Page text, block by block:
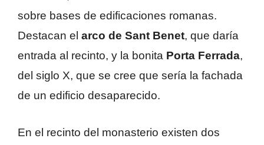
sobre bases de edificaciones romanas.
Destacan el arco de Sant Benet, que daría
entrada al recinto, y la bonita Porta Ferrada,
del siglo X, que se cree que sería la fachada
de un edificio desaparecido.
En el recinto del monasterio existen dos